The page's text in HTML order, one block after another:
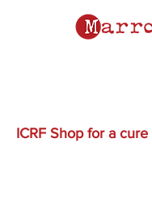
ICRF Shop for a cure